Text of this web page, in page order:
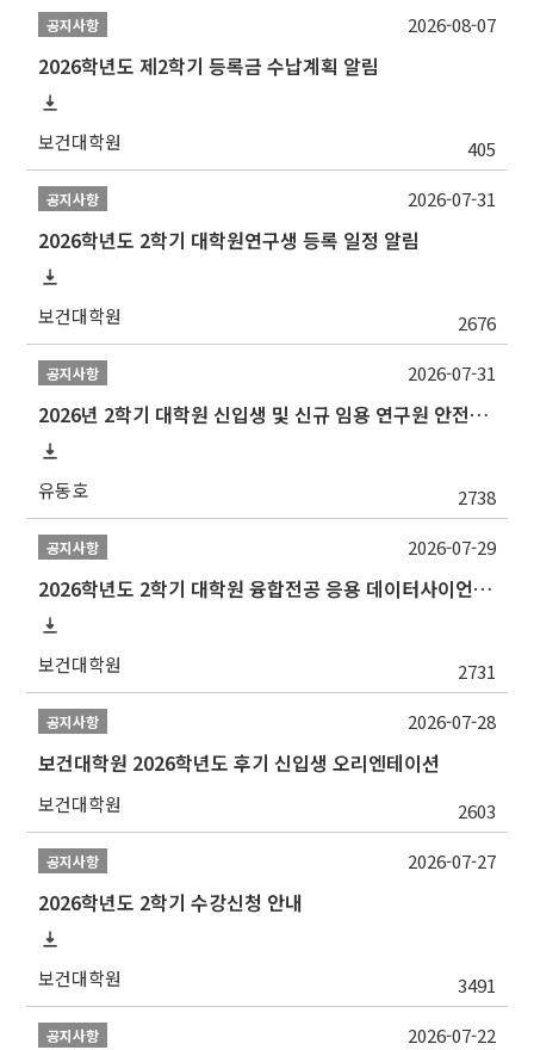
공지사항
2026학년도 제2학기 등록금 수납계획 알림
보건대학원 405
2026-08-07
공지사항
2026학년도 2학기 대학원연구생 등록 일정 알림
보건대학원 2676
2026-07-31
공지사항
2026년 2학기 대학원 신입생 및 신규 임용 연구원 안전환경교육(신규교육) 실시 안내
유동호 2738
2026-07-31
공지사항
2026학년도 2학기 대학원 융합전공 응용 데이터사이언스 선발 계획 알림
보건대학원 2731
2026-07-29
공지사항
보건대학원 2026학년도 후기 신입생 오리엔테이션
보건대학원 2603
2026-07-28
공지사항
2026학년도 2학기 수강신청 안내
보건대학원 3491
2026-07-27
공지사항 2026-07-22